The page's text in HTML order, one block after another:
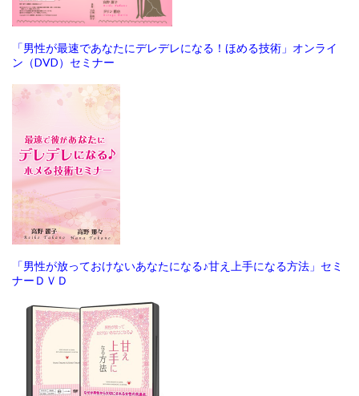
「男性が最速であなたにデレデレになる！ほめる技術」オンライ
ン（DVD）セミナー
「男性が放っておけないあなたになる♪甘え上手になる方法」セミ
ナーＤＶＤ